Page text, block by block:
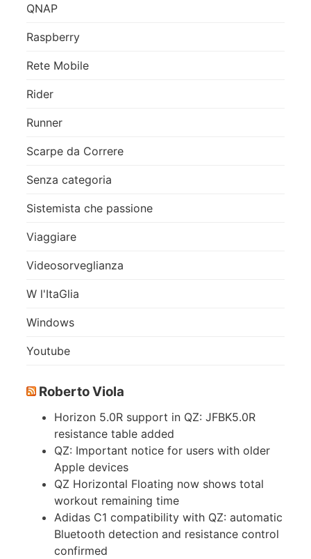
QNAP
Raspberry
Rete Mobile
Rider
Runner
Scarpe da Correre
Senza categoria
Sistemista che passione
Viaggiare
Videosorveglianza
W l'ItaGlia
Windows
Youtube
Roberto Viola
Horizon 5.0R support in QZ: JFBK5.0R
resistance table added
QZ: Important notice for users with older
Apple devices
QZ Horizontal Floating now shows total
workout remaining time
Adidas C1 compatibility with QZ: automatic
Bluetooth detection and resistance control
confirmed